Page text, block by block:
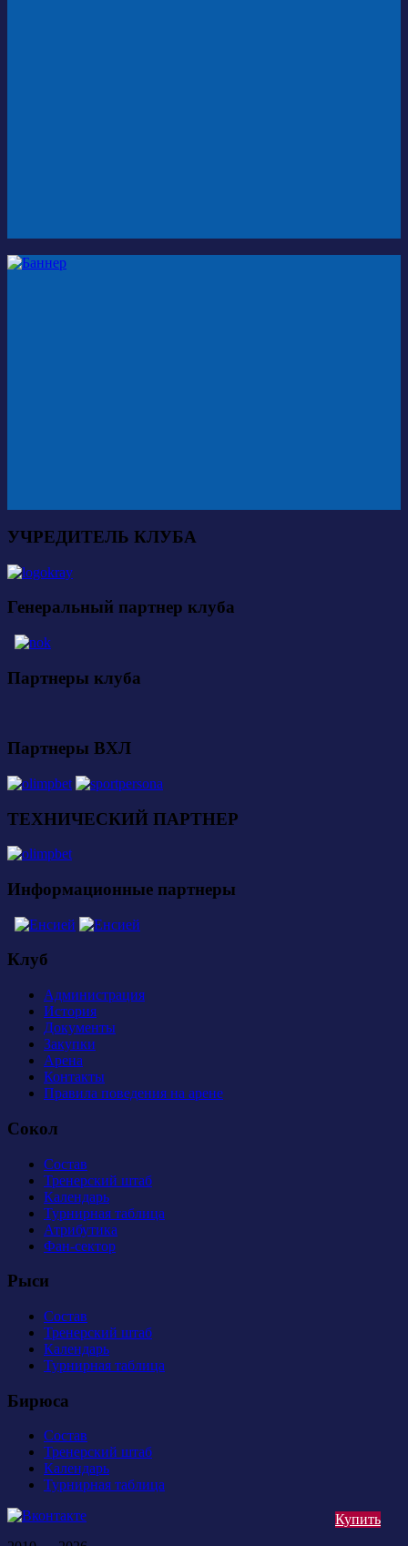
Купить
УЧРЕДИТЕЛЬ КЛУБА
Генеральный партнер клуба
Партнеры клуба
Партнеры ВХЛ
ТЕХНИЧЕСКИЙ ПАРТНЕР
Информационные партнеры
Клуб
Администрация
История
Документы
Закупки
Арена
Контакты
Правила поведения на арене
Сокол
Состав
Тренерский штаб
Календарь
Турнирная таблица
Атрибутика
Фан-сектор
Рыси
Состав
Тренерский штаб
Календарь
Турнирная таблица
Бирюса
Состав
Тренерский штаб
Календарь
Турнирная таблица